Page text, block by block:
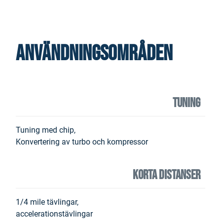
Användningsområden
TUNING
Tuning med chip,
Konvertering av turbo och kompressor
KORTA DISTANSER
1/4 mile tävlingar,
accelerationstävlingar